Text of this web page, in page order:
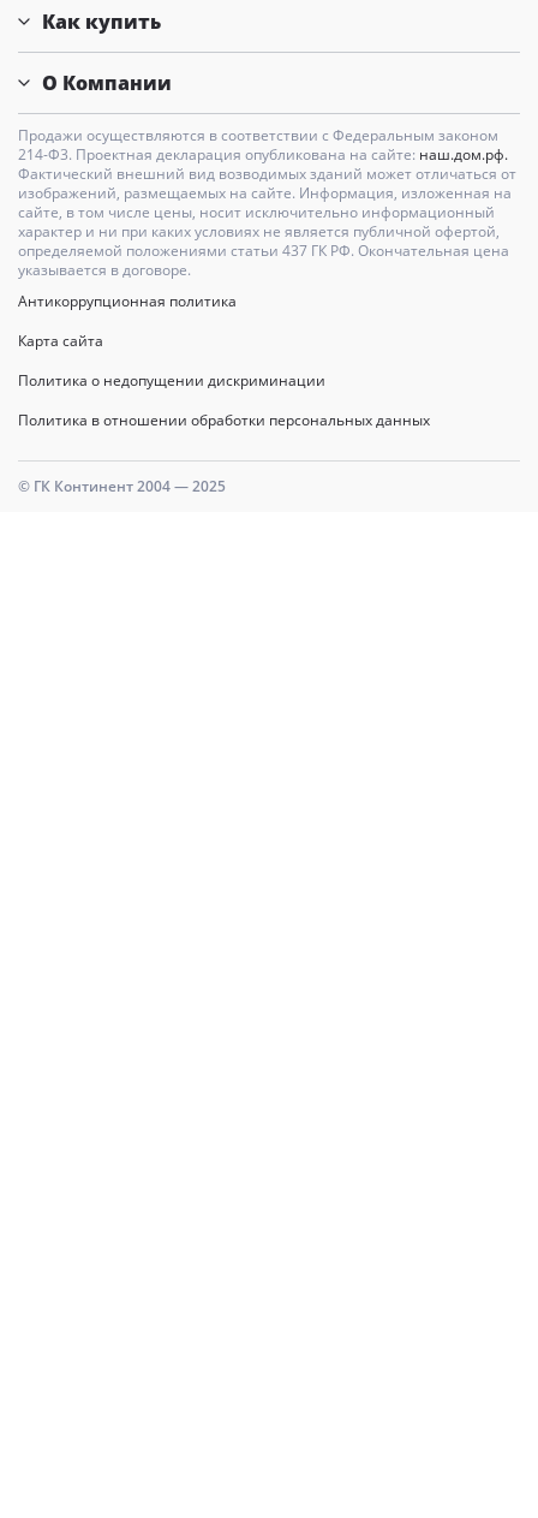
Как купить
О Компании
Продажи осуществляются в соответствии с Федеральным законом
214-Ф3. Проектная декларация опубликована на сайте: наш.дом.рф.
Фактический внешний вид возводимых зданий может отличаться от
изображений, размещаемых на сайте. Информация, изложенная на
сайте, в том числе цены, носит исключительно информационный
характер и ни при каких условиях не является публичной офертой,
определяемой положениями статьи 437 ГК РФ. Окончательная цена
указывается в договоре.
Антикоррупционная политика
Карта сайта
Политика о недопущении дискриминации
Политика в отношении обработки персональных данных
© ГК Континент 2004 — 2025